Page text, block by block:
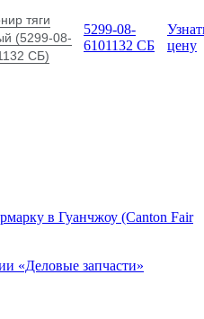
тяги
(5299-08-
СБ)
5299-08-
6101132 СБ
цену
в Гуанчжоу (Canton Fair
«Деловые запчасти»